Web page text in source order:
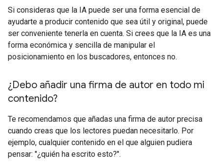
Si consideras que la IA puede ser una forma esencial de
ayudarte a producir contenido que sea útil y original, puede
ser conveniente tenerla en cuenta. Si crees que la IA es una
forma económica y sencilla de manipular el
posicionamiento en los buscadores, entonces no.
¿Debo añadir una firma de autor en todo mi
contenido?
Te recomendamos que añadas una firma de autor precisa
cuando creas que los lectores puedan necesitarlo. Por
ejemplo, cualquier contenido en el que alguien pudiera
pensar: "¿quién ha escrito esto?".